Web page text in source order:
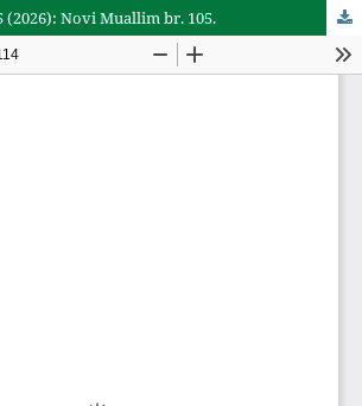
(2026): Novi Muallim br. 105.